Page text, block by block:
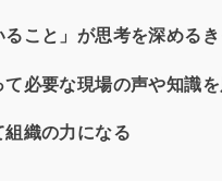
こと」が思考を深める
必要な現場の声や知識
織の力になる